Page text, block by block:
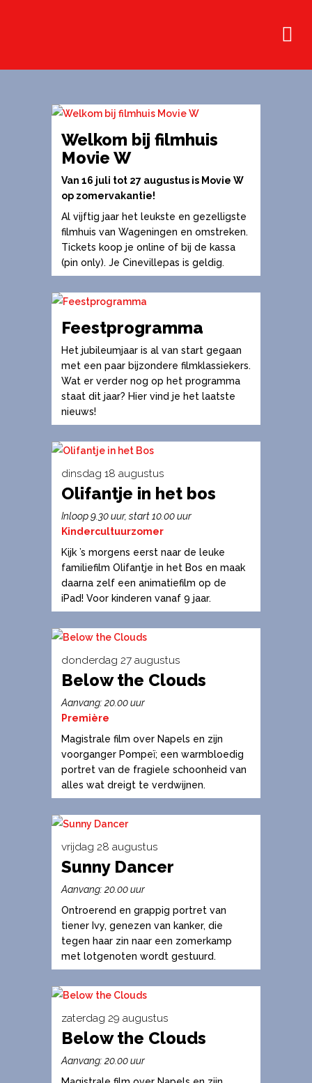
Welkom bij filmhuis
Movie W
Van 16 juli tot 27 augustus is Movie W
op zomervakantie!
Al vijftig jaar het leukste en gezelligste
filmhuis van Wageningen en omstreken.
Tickets koop je online of bij de kassa
(pin only). Je Cinevillepas is geldig.
Feestprogramma
Het jubileumjaar is al van start gegaan
met een paar bijzondere filmklassiekers.
Wat er verder nog op het programma
staat dit jaar? Hier vind je het laatste
nieuws!
dinsdag 18 augustus
Dit
product
heeft
meerdere
variaties.
Deze
optie
gekozen
worden
op
productpagina
Olifantje in het bos
Inloop 9.30 uur, start 10.00 uur
Kindercultuurzomer
Kijk ’s morgens eerst naar de leuke
familiefilm Olifantje in het Bos en maak
daarna zelf een animatiefilm op de
iPad! Voor kinderen vanaf 9 jaar.
donderdag 27 augustus
product
heeft
meerdere
variaties.
Deze
optie
gekozen
worden
op
productpagina
Below the Clouds
Aanvang: 20.00 uur
Première
Magistrale film over Napels en zijn
voorganger Pompeï; een warmbloedig
portret van de fragiele schoonheid van
alles wat dreigt te verdwijnen.
vrijdag 28 augustus
Dit
product
heeft
meerdere
variaties.
Deze
kan
gekozen
worden
de
Sunny Dancer
Aanvang: 20.00 uur
Ontroerend en grappig portret van
tiener Ivy, genezen van kanker, die
tegen haar zin naar een zomerkamp
met lotgenoten wordt gestuurd.
zaterdag 29 augustus
product
heeft
Below the Clouds
Aanvang: 20.00 uur